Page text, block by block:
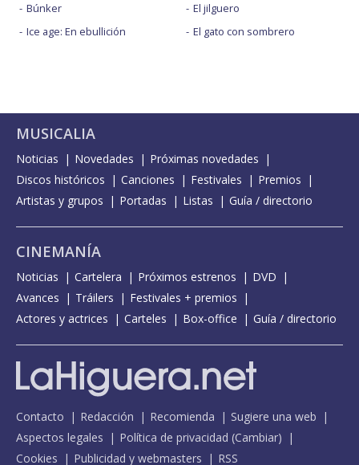
Búnker
Ice age: En ebullición
El jilguero
El gato con sombrero
MUSICALIA
Noticias Novedades
Próximas novedades
Discos históricos
Canciones Festivales
Premios
Artistas y grupos
Portadas Listas Guía / directorio
CINEMANÍA
Noticias Cartelera Próximos estrenos
DVD
Avances
Tráilers
Festivales + premios
Actores y actrices
Carteles Box-office Guía / directorio
Contacto Redacción Recomienda
Sugiere una web
Aspectos legales
Política de privacidad (Cambiar)
Cookies
Publicidad y webmasters RSS